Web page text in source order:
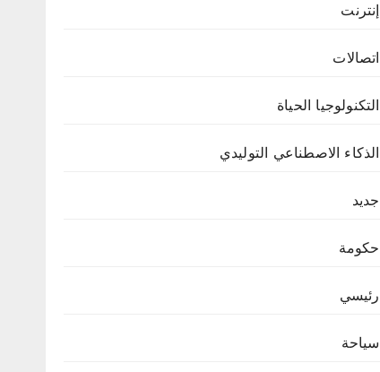
إنترنت
اتصالات
التكنولوجيا الحياة
الذكاء الاصطناعي التوليدي
جديد
حكومة
رئيسي
سياحة